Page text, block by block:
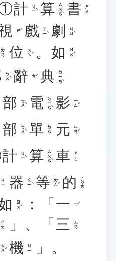
①計 ㄐㄧˋ 算 ㄙㄨㄢˋ 書 ㄕㄨ
ㄕˋ 戲 ㄒㄧˋ 劇 ㄐㄩˋ
ㄉㄢ 位 ㄨㄟˋ 。 如 ㄖㄨˊ
ㄅㄨˋ 辭 ㄘˊ 典 ㄉㄧㄢˇ
部 ㄅㄨˋ 電 ㄉㄧㄢˋ 影 ㄧㄥˇ
部 ㄅㄨˋ 單 ㄉㄢ 元 ㄩㄢˊ
計 ㄐㄧˋ 算 ㄙㄨㄢˋ 車 ㄔㄜ
ㄐㄧ 器 ㄑㄧˋ 等 ㄉㄥˇ 的 ˙ㄉㄜ
ㄖㄨˊ ：「 一 ㄧˊ
ㄔㄜ 」、「 三 ㄙㄢ
ㄊㄨˇ 機 ㄐㄧ 」。